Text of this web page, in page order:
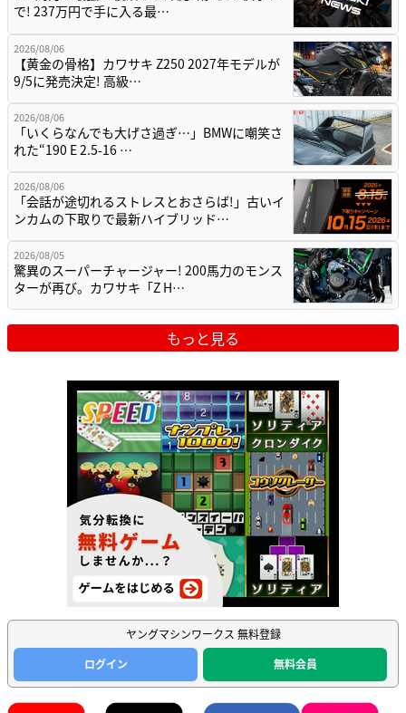
で! 237万円で手に入る最…
2026/08/06
【黄金の骨格】カワサキ Z250 2027年モデルが
9/5に発売決定! 高級…
2026/08/06
「いくらなんでも大げさ過ぎ…」BMWに嘲笑さ
れた“190 E 2.5-16 …
2026/08/06
「会話が途切れるストレスとおさらば!」古いイ
ンカムの下取りで最新ハイブリッド…
2026/08/05
驚異のスーパーチャージャー! 200馬力のモンス
ターが再び。カワサキ「Z H…
もっと見る
ヤングマシンワークス 無料登録
ログイン
無料会員